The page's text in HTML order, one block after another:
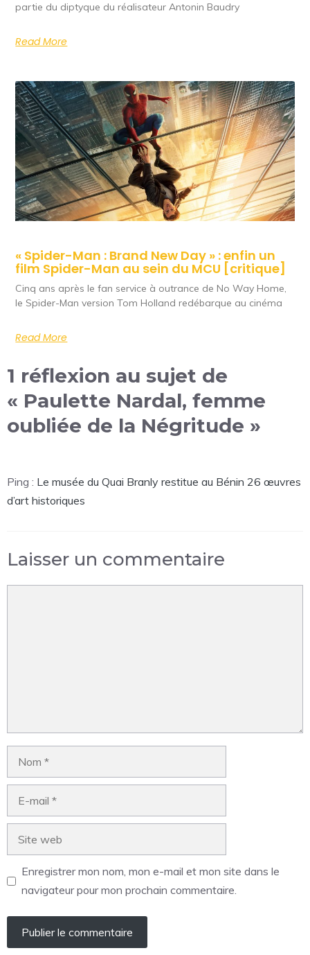
partie du diptyque du réalisateur Antonin Baudry
Read More
« Spider-Man : Brand New Day » : enfin un
film Spider-Man au sein du MCU [critique]
Cinq ans après le fan service à outrance de No Way Home,
le Spider-Man version Tom Holland redébarque au cinéma
Read More
1 réflexion au sujet de
« Paulette Nardal, femme
oubliée de la Négritude »
Ping : Le musée du Quai Branly restitue au Bénin 26 œuvres
d’art historiques
Laisser un commentaire
Enregistrer mon nom, mon e-mail et mon site dans le
navigateur pour mon prochain commentaire.